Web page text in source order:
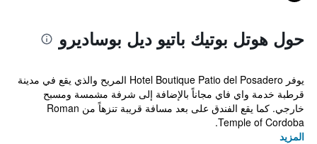
حول هوتل بوتيك باتيو ديل بوساديرو
يوفر Hotel Boutique Patio del Posadero المريح والذي يقع في مدينة
قرطبة خدمة واي فاي مجاناً بالإضافة إلى شرفة مشمسة ومسبح
خارجي. كما يقع الفندق على بعد مسافة قريبة تنزهاً من Roman
Temple of Cordoba.
المزيد